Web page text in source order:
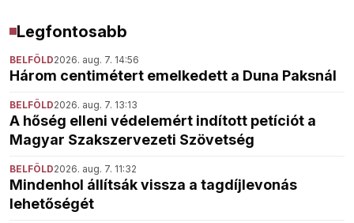
Legfontosabb
BELFÖLD2026. aug. 7. 14:56
Három centimétert emelkedett a Duna Paksnál
BELFÖLD2026. aug. 7. 13:13
A hőség elleni védelemért indított petíciót a
Magyar Szakszervezeti Szövetség
BELFÖLD2026. aug. 7. 11:32
Mindenhol állítsák vissza a tagdíjlevonás
lehetőségét